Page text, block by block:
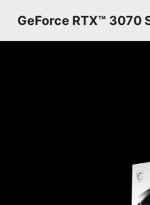
GeForce RTX™ 3070